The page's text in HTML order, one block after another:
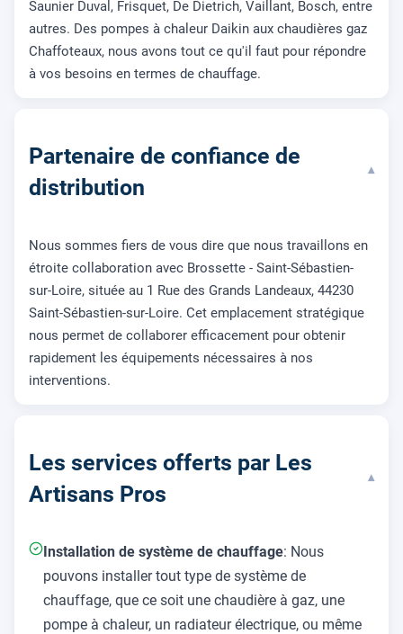
Saunier Duval, Frisquet, De Dietrich, Vaillant, Bosch, entre
autres. Des pompes à chaleur Daikin aux chaudières gaz
Chaffoteaux, nous avons tout ce qu'il faut pour répondre
à vos besoins en termes de chauffage.
Partenaire de confiance de
distribution
▾
Nous sommes fiers de vous dire que nous travaillons en
étroite collaboration avec Brossette - Saint-Sébastien-
sur-Loire, située au 1 Rue des Grands Landeaux, 44230
Saint-Sébastien-sur-Loire. Cet emplacement stratégique
nous permet de collaborer efficacement pour obtenir
rapidement les équipements nécessaires à nos
interventions.
Les services offerts par Les
Artisans Pros
▾
Installation de système de chauffage: Nous
pouvons installer tout type de système de
chauffage, que ce soit une chaudière à gaz, une
pompe à chaleur, un radiateur électrique, ou même